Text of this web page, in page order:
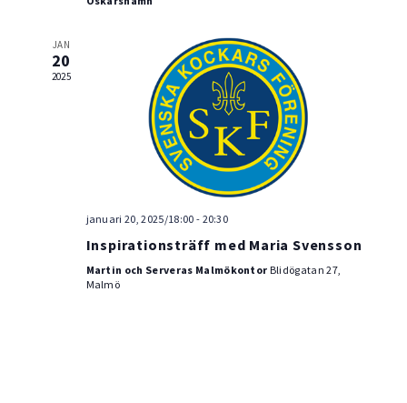
JAN
20
2025
januari 20, 2025/18:00 - 20:30
Inspirationsträff med Maria Svensson
Martin och Serveras Malmökontor Blidögatan 27,
Malmö